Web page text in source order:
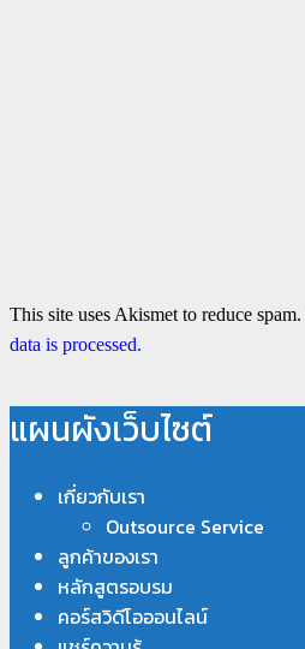
This site uses Akismet to reduce spam.
data is processed.
แผนผังเว็บไซต์
เกี่ยวกับเรา
Outsource Service
ลูกค้าของเรา
หลักสูตรอบรม
คอร์สวิดีโอออนไลน์